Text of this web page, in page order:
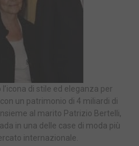
di stile ed eleganza per
con un patrimonio di 4 miliardi di
al marito Patrizio Bertelli,
in una delle case di moda più
internazionale.